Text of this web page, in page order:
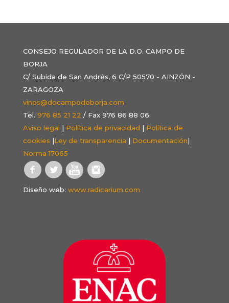
CONSEJO REGULADOR DE LA D.O. CAMPO DE
BORJA
C/ Subida de San Andrés, 6 C/P 50570 - AINZÓN -
ZARAGOZA
vinos@docampodeborja.com
Tel. 976 85 21 22 / Fax 976 86 88 06
Aviso legal | Política de privacidad | Política de
cookies |Ley de transparencia | Documentación|
Norma 17065
Diseño web: www.radicarium.com